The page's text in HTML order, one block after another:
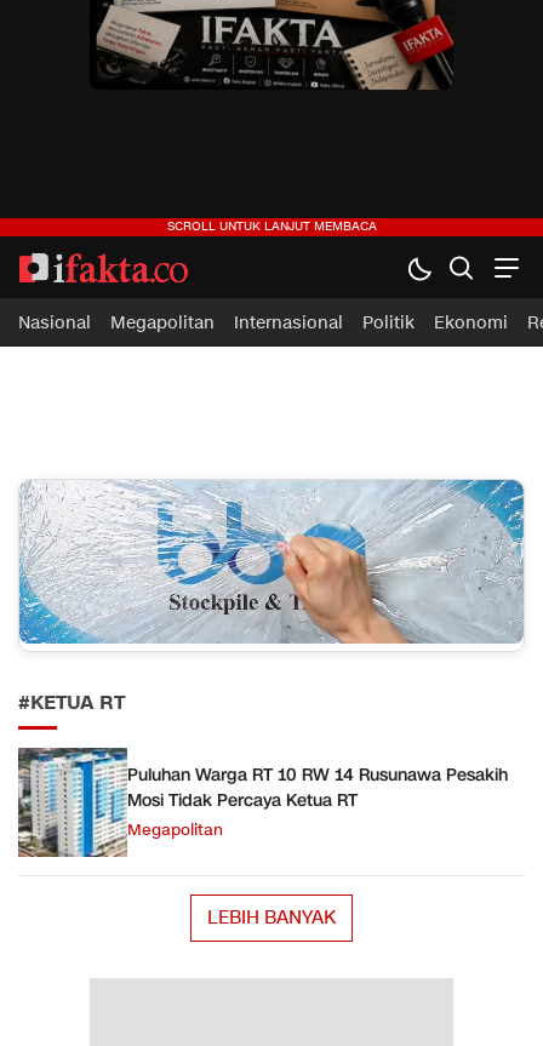
ifakta.co
#pastibenar
Nasional Megapolitan Internasional Politik Ekonomi
#KETUA RT
Puluhan Warga RT 10 RW 14 Rusunawa Pesakih
Mosi Tidak Percaya Ketua RT
Megapolitan
LEBIH BANYAK